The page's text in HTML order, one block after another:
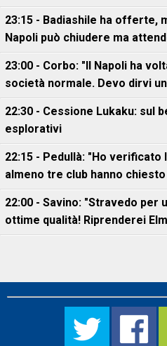
23:15 - Badiashile ha offerte,
Napoli può chiudere ma
23:00 - Corbo: "Il Napoli ha
società normale. Devo dirvi
22:30 - Cessione Lukaku: sul
esplorativi
22:15 - Pedullà: "Ho
almeno tre club hanno
22:00 - Savino: "Stravedo per
ottime qualità! Riprenderei